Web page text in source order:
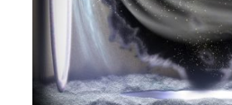
AGAR AGAR